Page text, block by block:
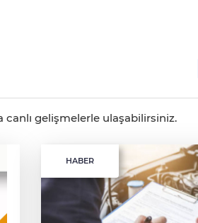
gelişmelerle ulaşabilirsiniz.
HABER